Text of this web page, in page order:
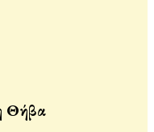
Θήβα